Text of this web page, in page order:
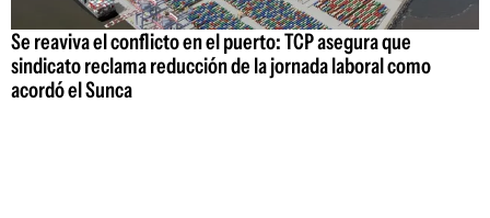
Se reaviva el conflicto en el puerto: TCP asegura que
sindicato reclama reducción de la jornada laboral como
acordó el Sunca